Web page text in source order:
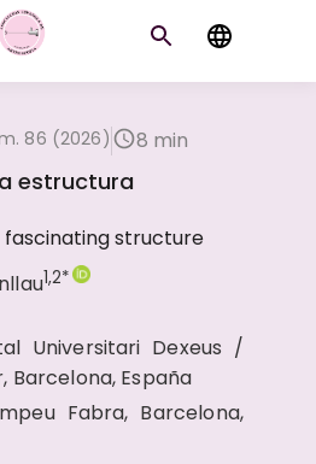
86 (2026)
8 min
estructura
fascinating structure
1,2*
Universitari Dexeus /
Barcelona, España
Fabra, Barcelona,